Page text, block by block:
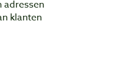
adressen
klanten